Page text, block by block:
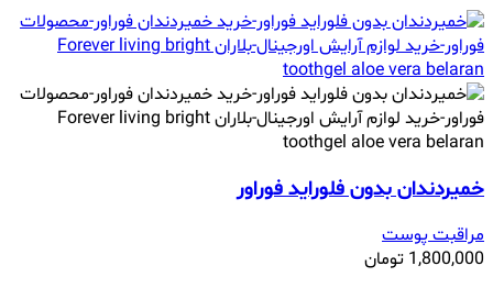
خمیردندان بدون فلوراید فوراور
مراقبت پوست
1,800,000 تومان